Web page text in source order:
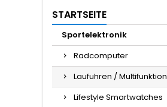
STARTSEITE
Sportelektronik
Radcomputer
Laufuhren / Multifunktion
Lifestyle Smartwatches